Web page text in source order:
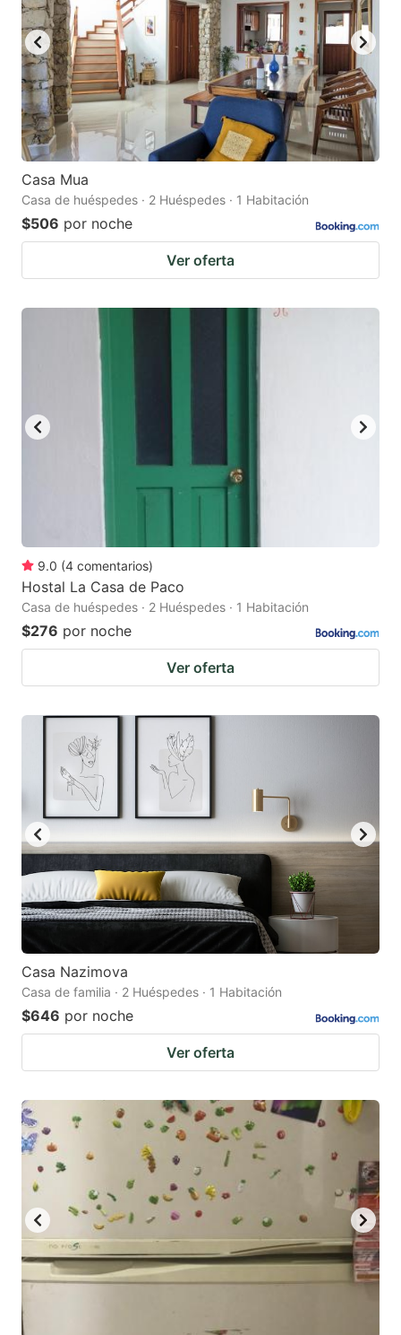
Casa Mua
Casa de huéspedes · 2 Huéspedes · 1 Habitación
$506 por noche
Ver oferta
9.0 (4 comentarios)
Hostal La Casa de Paco
Casa de huéspedes · 2 Huéspedes · 1 Habitación
$276 por noche
Ver oferta
Casa Nazimova
Casa de familia · 2 Huéspedes · 1 Habitación
$646 por noche
Ver oferta